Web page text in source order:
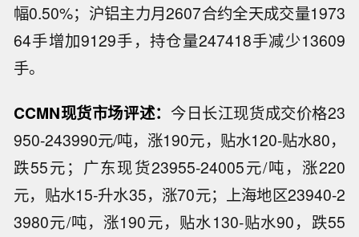
幅0.50%；沪铝主力月2607合约全天成交量1973
64手增加9129手，持仓量247418手减少13609
手。
CCMN现货市场评述： 今日长江现货成交价格23
950-243990元/吨，涨190元，贴水120-贴水80，
跌55元；广东现货23955-24005元/吨，涨220
元，贴水15-升水35，涨70元；上海地区23940-2
3980元/吨，涨190元，贴水130-贴水90，跌55